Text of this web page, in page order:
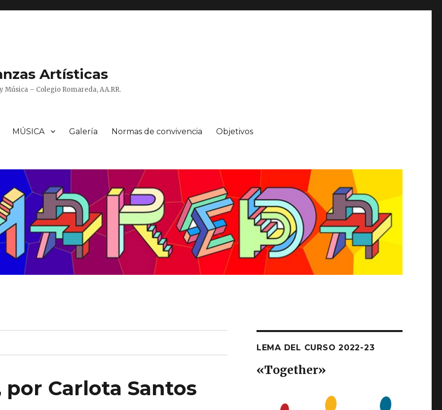
Artísticas
– Colegio Romareda, AA.RR.
MÚSICA Galería Normas de convivencia Objetivos
Carlota Santos
LEMA DEL CURSO 2022-23
«Together»